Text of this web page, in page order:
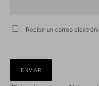
Recibir un correo